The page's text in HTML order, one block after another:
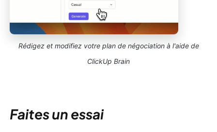
Rédigez et modifiez votre plan de négociation à l'aide de
ClickUp Brain
Faites un essai